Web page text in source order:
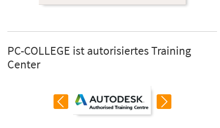
PC-COLLEGE ist autorisiertes Training
Center